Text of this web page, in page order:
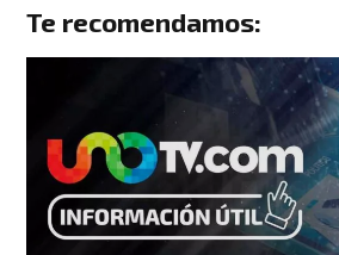
Te recomendamos: